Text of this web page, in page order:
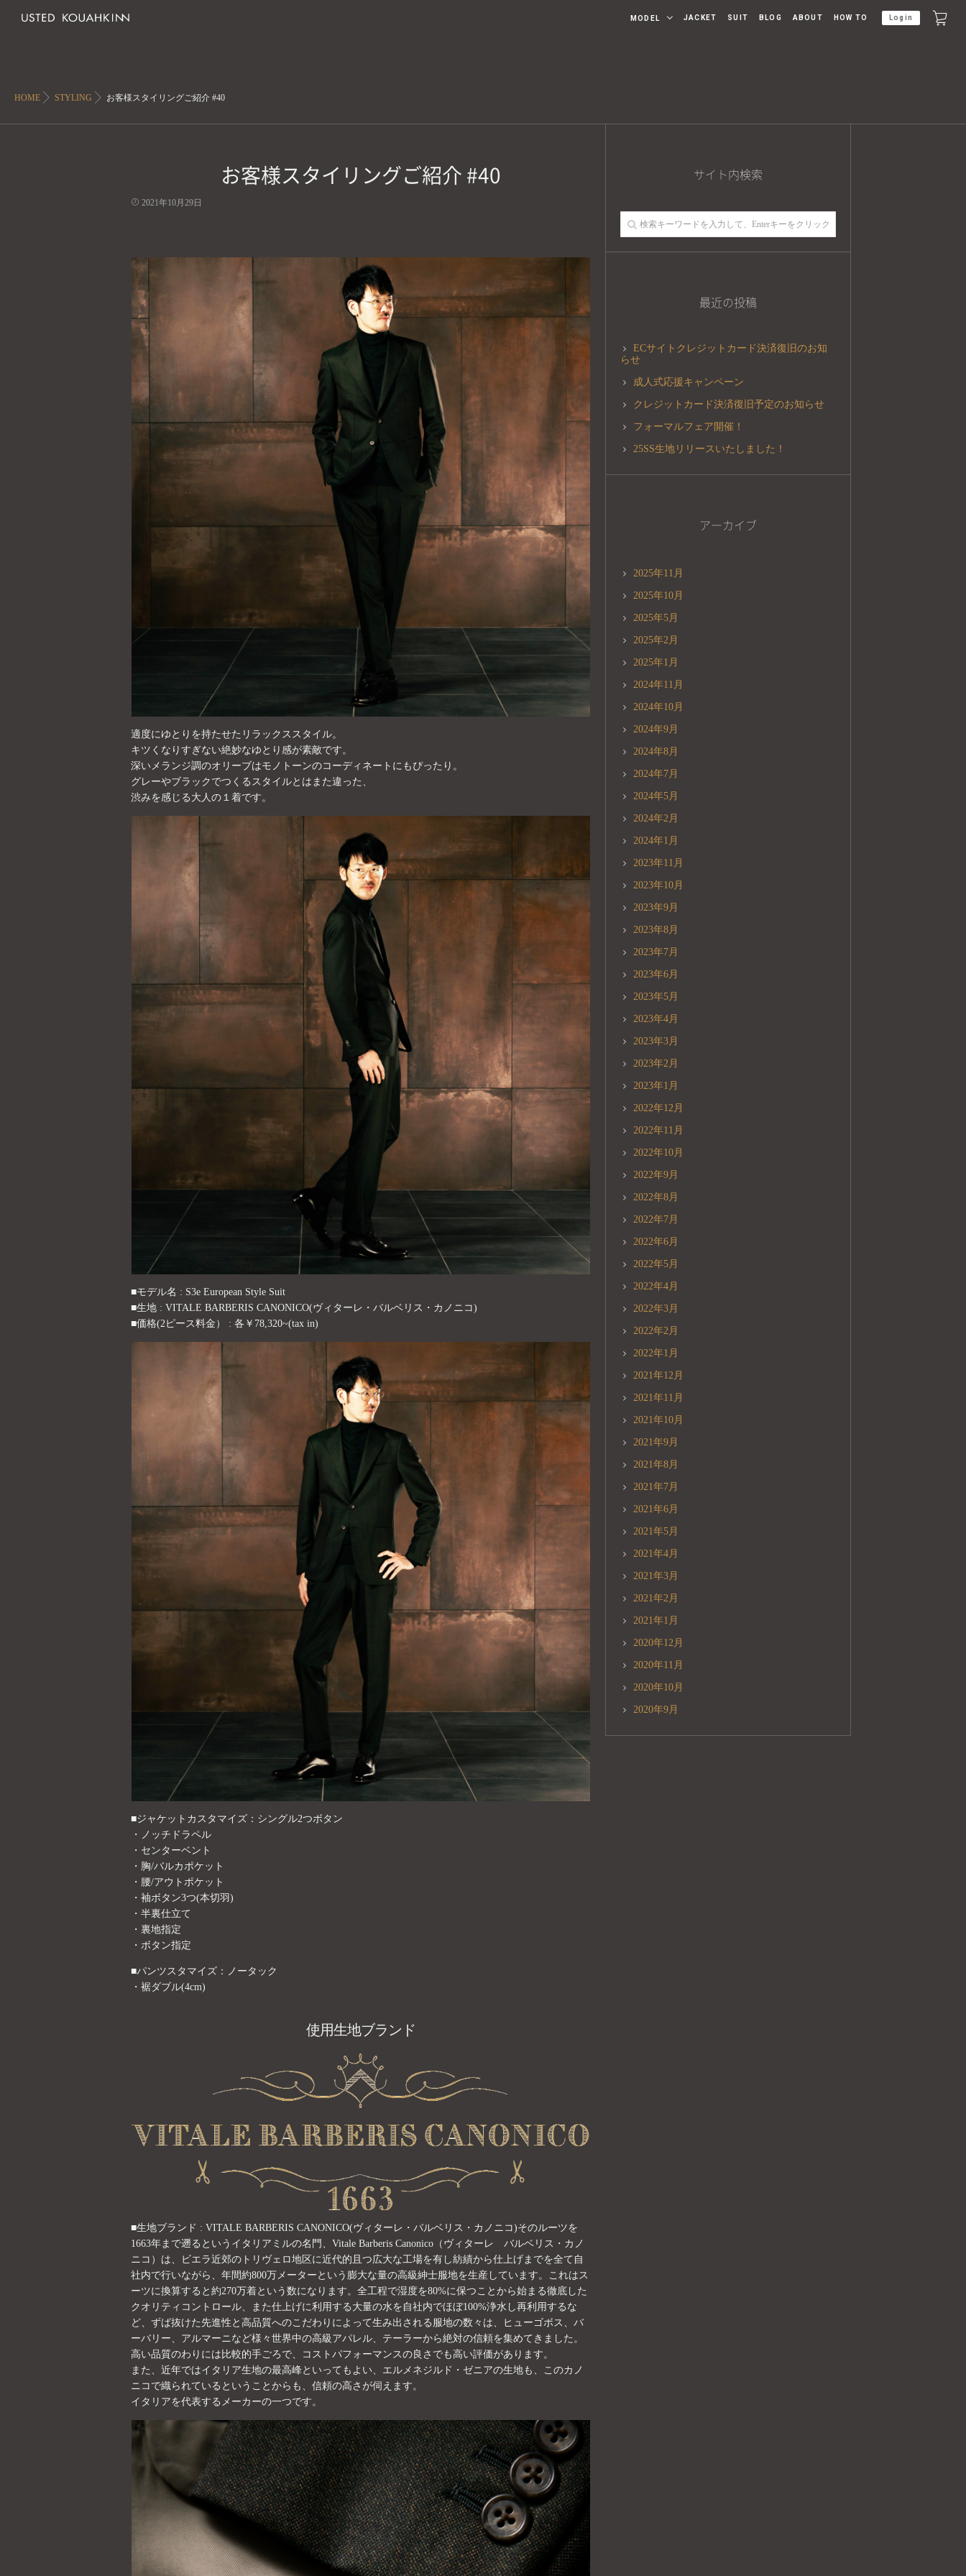
MODEL JACKET SUIT BLOG ABOUT HOW TO Login
HOME STYLING お客様スタイリングご紹介 #40
お客様スタイリングご紹介 #40
2021年10月29日
適度にゆとりを持たせたリラックススタイル。
キツくなりすぎない絶妙なゆとり感が素敵です。
深いメランジ調のオリーブはモノトーンのコーディネートにもぴったり。
グレーやブラックでつくるスタイルとはまた違った、
渋みを感じる大人の１着です。
■モデル名 : S3e European Style Suit
■生地 : VITALE BARBERIS CANONICO(ヴィターレ・バルベリス・カノニコ)
■価格(2ピース料金） : 各￥78,320~(tax in)
■ジャケットカスタマイズ：シングル2つボタン
・ノッチドラペル
・センターベント
・胸/バルカポケット
・腰/アウトポケット
・袖ボタン3つ(本切羽)
・半裏仕立て
・裏地指定
・ボタン指定
■パンツスタマイズ：ノータック
・裾ダブル(4cm)
使用生地ブランド
■生地ブランド : VITALE BARBERIS CANONICO(ヴィターレ・バルベリス・カノニコ)そのルーツを
1663年まで遡るというイタリアミルの名門、Vitale Barberis Canonico（ヴィターレ バルベリス・カノ
ニコ）は、ビエラ近郊のトリヴェロ地区に近代的且つ広大な工場を有し紡績から仕上げまでを全て自
社内で行いながら、年間約800万メーターという膨大な量の高級紳士服地を生産しています。これはス
ーツに換算すると約270万着という数になります。全工程で湿度を80%に保つことから始まる徹底した
クオリティコントロール、また仕上げに利用する大量の水を自社内でほぼ100%浄水し再利用するな
ど、ずば抜けた先進性と高品質へのこだわりによって生み出される服地の数々は、ヒューゴボス、バ
ーバリー、アルマーニなど様々世界中の高級アパレル、テーラーから絶対の信頼を集めてきました。
高い品質のわりには比較的手ごろで、コストパフォーマンスの良さでも高い評価があります。
また、近年ではイタリア生地の最高峰といってもよい、エルメネジルド・ゼニアの生地も、このカノ
ニコで織られているということからも、信頼の高さが伺えます。
イタリアを代表するメーカーの一つです。
サイト内検索
最近の投稿
ECサイトクレジットカード決済復旧のお知
らせ
成人式応援キャンペーン
クレジットカード決済復旧予定のお知らせ
フォーマルフェア開催！
25SS生地リリースいたしました！
アーカイブ
2025年11月
2025年10月
2025年5月
2025年2月
2025年1月
2024年11月
2024年10月
2024年9月
2024年8月
2024年7月
2024年5月
2024年2月
2024年1月
2023年11月
2023年10月
2023年9月
2023年8月
2023年7月
2023年6月
2023年5月
2023年4月
2023年3月
2023年2月
2023年1月
2022年12月
2022年11月
2022年10月
2022年9月
2022年8月
2022年7月
2022年6月
2022年5月
2022年4月
2022年3月
2022年2月
2022年1月
2021年12月
2021年11月
2021年10月
2021年9月
2021年8月
2021年7月
2021年6月
2021年5月
2021年4月
2021年3月
2021年2月
2021年1月
2020年12月
2020年11月
2020年10月
2020年9月